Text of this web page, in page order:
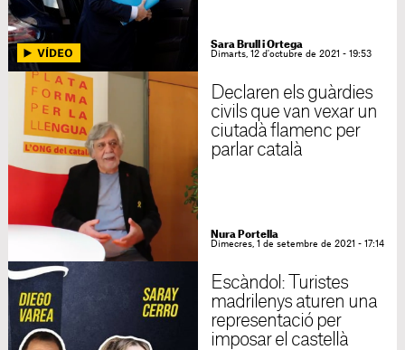
Sara Brull i Ortega
Dimarts, 12 d'octubre de 2021 - 19:53
Declaren els guàrdies
civils que van vexar un
ciutadà flamenc per
parlar català
Nura Portella
Dimecres, 1 de setembre de 2021 - 17:14
Escàndol: Turistes
madrilenys aturen una
representació per
imposar el castellà